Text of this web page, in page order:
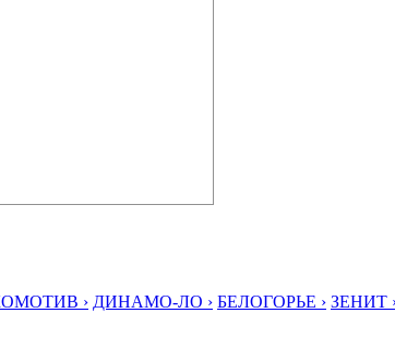
› ДИНАМО-ЛО › БЕЛОГОРЬЕ › ЗЕНИТ